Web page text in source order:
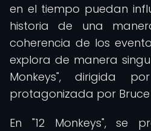
en el tiempo puedan
historia de una
coherencia de los
explora de manera
Monkeys", dirigida
protagonizada por Bruce
En "12 Monkeys", se